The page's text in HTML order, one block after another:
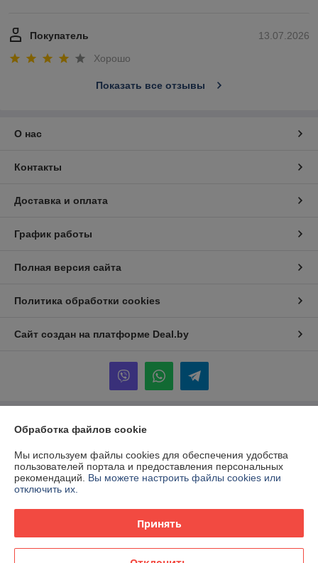
13.07.2026
Покупатель
Хорошо
Показать все отзывы
О нас
Контакты
Доставка и оплата
График работы
Полная версия сайта
Политика обработки cookies
Сайт создан на платформе Deal.by
Информация для покупателя
Юридическое лицо: ООО «НаНаДом»
ул. Лейтенанта Кижеватова, д.8 пом.1
Регистрационный номер ЕГР: 193739197
Регистрационный орган: ИМНС РБ по Октябрьскому району г.Минска
Дата регистрации компании: 24.01.2024
Обработка файлов cookie
Мы используем файлы cookies для обеспечения удобства
пользователей портала и предоставления персональных
рекомендаций. Вы можете настроить файлы cookies или
отключить их.
Принять